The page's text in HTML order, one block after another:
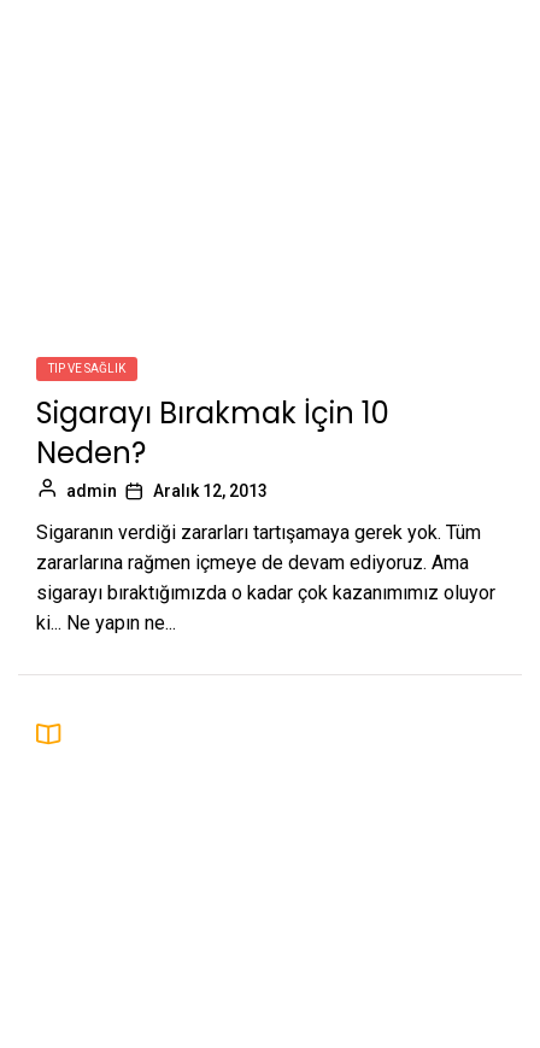
TIP VE SAĞLIK
Sigarayı Bırakmak İçin 10
Neden?
admin Aralık 12, 2013
Sigaranın verdiği zararları tartışamaya gerek yok. Tüm
zararlarına rağmen içmeye de devam ediyoruz. Ama
sigarayı bıraktığımızda o kadar çok kazanımımız oluyor
ki... Ne yapın ne...